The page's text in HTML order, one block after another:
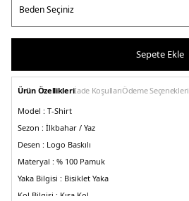
Sepete Ekle
Ürün Özellikleriİade KoşullarıÖdeme Seçenekleri
Model : T-Shirt
Sezon : İlkbahar / Yaz
Desen : Logo Baskılı
Materyal : % 100 Pamuk
Yaka Bilgisi : Bisiklet Yaka
Kol Bilgisi : Kısa Kol